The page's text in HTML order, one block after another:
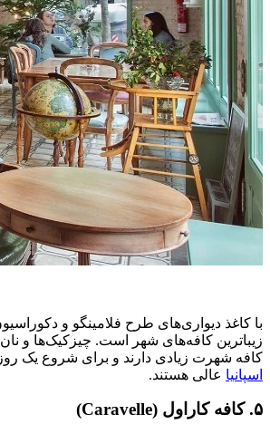
با کاغذ دیواری‌های طرح فلامینگو و دکوراسیون
زیباترین کافه‌های شهر است. چیزکیک‌ها و
کافه شهرت زیادی دارند و برای شروع یک روز
اسپانیا عالی هستند.
۵. کافه کاراول (Caravelle)